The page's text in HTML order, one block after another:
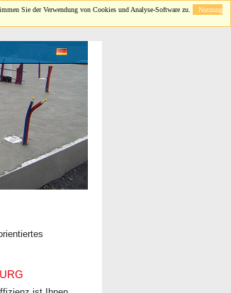
Sie der Verwendung von Cookies und Analyse-Software zu.
Nutzung